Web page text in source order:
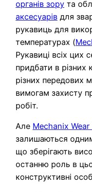
органів зору та
аксесуарів для
рукавиць для
температурах (
Рукавиці всіх цих
придбати в різних
різних передових
вимогам захисту
робіт.
Але Mechanix
залишаються
що зберігають
останню роль в
конструктивні